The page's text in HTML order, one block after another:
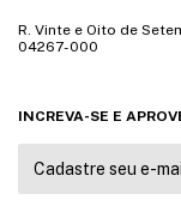
R. Vinte e Oito de
04267-000
INCREVA-SE E